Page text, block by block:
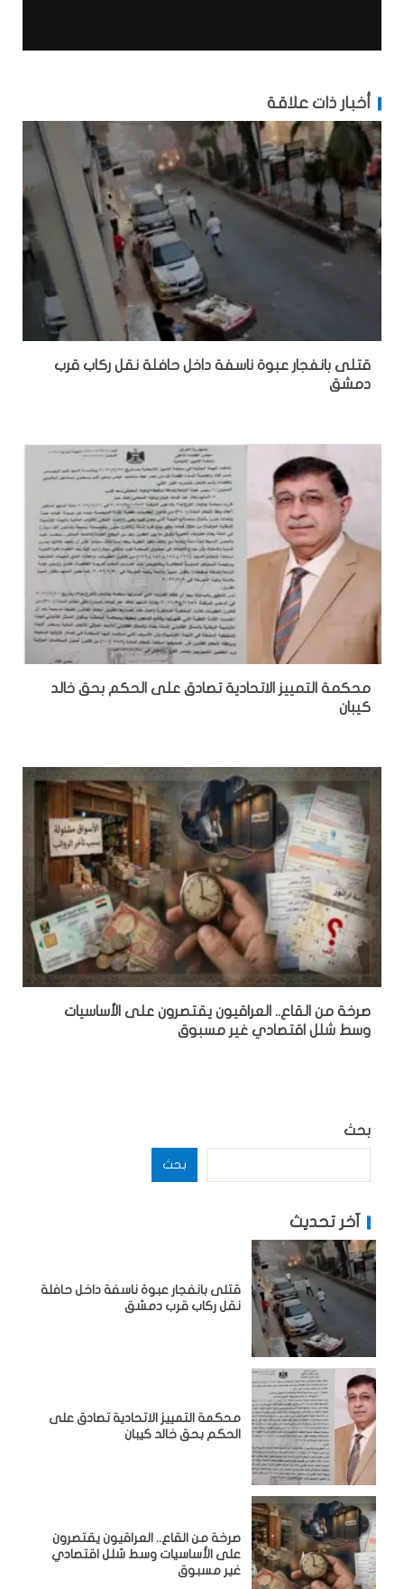
أخبار ذات علاقة
قتلى بانفجار عبوة ناسفة داخل حافلة نقل ركاب قرب
دمشق
محكمة التمييز الاتحادية تصادق على الحكم بحق خالد
كيبان
صرخة من القاع.. العراقيون يقتصرون على الأساسيات
وسط شلل اقتصادي غير مسبوق
بحث
بحث
آخر تحديث
قتلى بانفجار عبوة ناسفة داخل حافلة
نقل ركاب قرب دمشق
محكمة التمييز الاتحادية تصادق على
الحكم بحق خالد كيبان
صرخة من القاع.. العراقيون يقتصرون
على الأساسيات وسط شلل اقتصادي
غير مسبوق